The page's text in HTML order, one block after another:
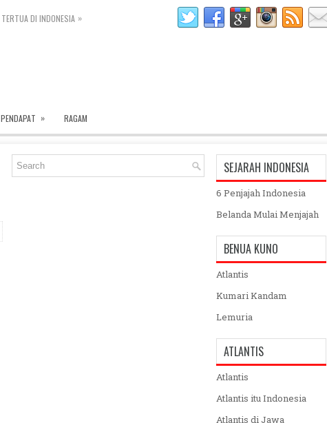
TERTUA DI INDONESIA »
PENDAPAT » RAGAM
SEJARAH INDONESIA
6 Penjajah Indonesia
Belanda Mulai Menjajah
BENUA KUNO
Atlantis
Kumari Kandam
Lemuria
ATLANTIS
Atlantis
Atlantis itu Indonesia
Atlantis di Jawa